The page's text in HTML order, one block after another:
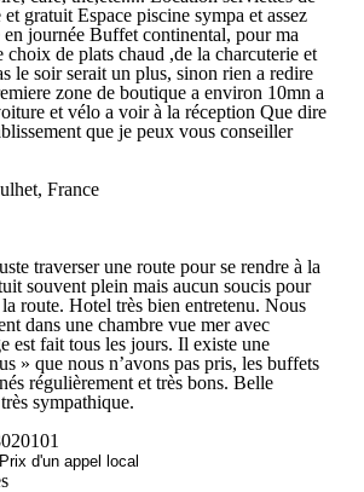
gratuit Espace piscine sympa et assez
en journée Buffet continental, pour ma
choix de plats chaud ,de la charcuterie et
le soir serait un plus, sinon rien a redire
zone de boutique a environ 10mn a
et vélo a voir à la réception Que dire
que je peux vous conseiller
France
traverser une route pour se rendre à la
souvent plein mais aucun soucis pour
route. Hotel très bien entretenu. Nous
dans une chambre vue mer avec
est fait tous les jours. Il existe une
» que nous n’avons pas pris, les buffets
régulièrement et très bons. Belle
sympathique.
Prix d'un appel local